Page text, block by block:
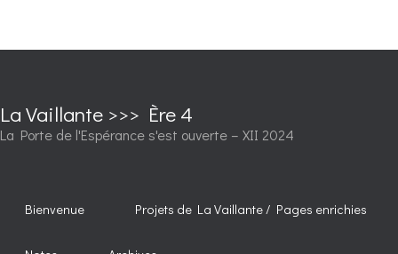
La Vaillante >>> Ère 4
La Porte de l'Espérance s'est ouverte – XII 2024
Bienvenue Projets de La Vaillante / Pages enrichies